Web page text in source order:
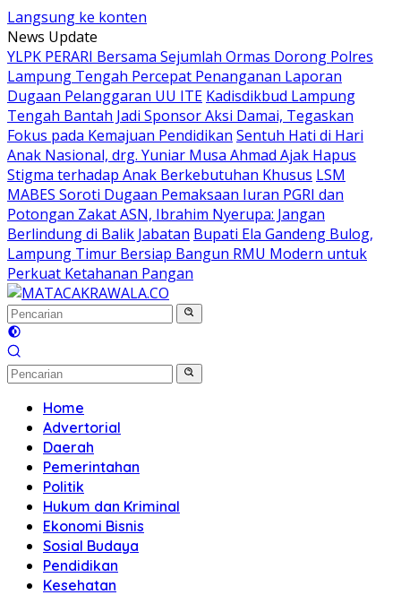
Langsung ke konten
News Update
YLPK PERARI Bersama Sejumlah Ormas Dorong Polres
Lampung Tengah Percepat Penanganan Laporan
Dugaan Pelanggaran UU ITE Kadisdikbud Lampung
Tengah Bantah Jadi Sponsor Aksi Damai, Tegaskan
Fokus pada Kemajuan Pendidikan Sentuh Hati di Hari
Anak Nasional, drg. Yuniar Musa Ahmad Ajak Hapus
Stigma terhadap Anak Berkebutuhan Khusus LSM
MABES Soroti Dugaan Pemaksaan Iuran PGRI dan
Potongan Zakat ASN, Ibrahim Nyerupa: Jangan
Berlindung di Balik Jabatan Bupati Ela Gandeng Bulog,
Lampung Timur Bersiap Bangun RMU Modern untuk
Perkuat Ketahanan Pangan
Home
Advertorial
Daerah
Pemerintahan
Politik
Hukum dan Kriminal
Ekonomi Bisnis
Sosial Budaya
Pendidikan
Kesehatan